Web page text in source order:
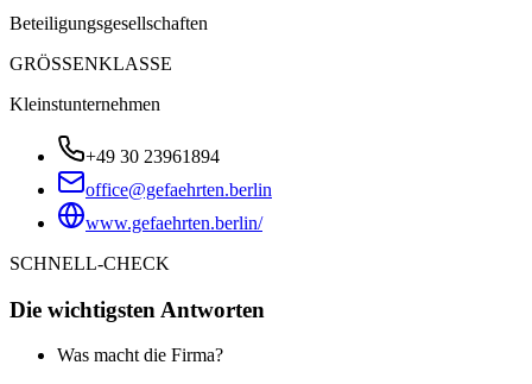
Beteiligungsgesellschaften
GRÖSSENKLASSE
Kleinstunternehmen
+49 30 23961894
office@gefaehrten.berlin
www.gefaehrten.berlin/
SCHNELL-CHECK
Die wichtigsten Antworten
Was macht die Firma?